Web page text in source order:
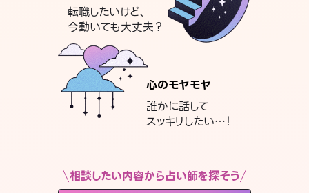
転職したいけど、
今動いても大丈夫？
心のモヤモヤ
誰かに話して
スッキリしたい…！
相談したい内容から占い師を探そう